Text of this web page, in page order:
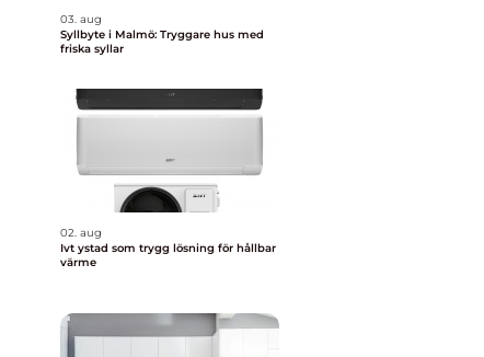
03. aug
Syllbyte i Malmö: Tryggare hus med
friska syllar
02. aug
Ivt ystad som trygg lösning för hållbar
värme